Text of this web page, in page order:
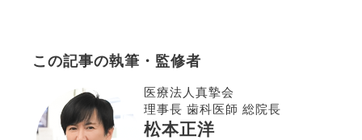
この記事の執筆・監修者
医療法人真摯会
理事長 歯科医師 総院長
松本正洋